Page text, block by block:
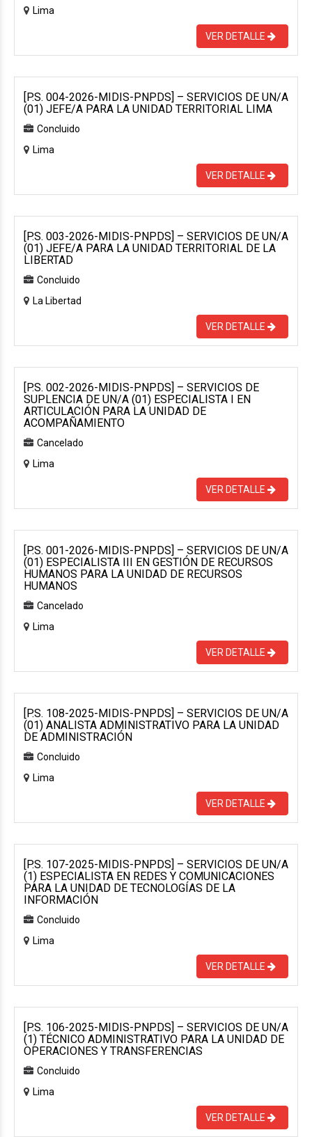
Lima
VER DETALLE
[P.S. 004-2026-MIDIS-PNPDS] – SERVICIOS DE UN/A
(01) JEFE/A PARA LA UNIDAD TERRITORIAL LIMA
Concluido
Lima
VER DETALLE
[P.S. 003-2026-MIDIS-PNPDS] – SERVICIOS DE UN/A
(01) JEFE/A PARA LA UNIDAD TERRITORIAL DE LA
LIBERTAD
Concluido
La Libertad
VER DETALLE
[P.S. 002-2026-MIDIS-PNPDS] – SERVICIOS DE
SUPLENCIA DE UN/A (01) ESPECIALISTA I EN
ARTICULACIÓN PARA LA UNIDAD DE
ACOMPAÑAMIENTO
Cancelado
Lima
VER DETALLE
[P.S. 001-2026-MIDIS-PNPDS] – SERVICIOS DE UN/A
(01) ESPECIALISTA III EN GESTIÓN DE RECURSOS
HUMANOS PARA LA UNIDAD DE RECURSOS
HUMANOS
Cancelado
Lima
VER DETALLE
[P.S. 108-2025-MIDIS-PNPDS] – SERVICIOS DE UN/A
(01) ANALISTA ADMINISTRATIVO PARA LA UNIDAD
DE ADMINISTRACIÓN
Concluido
Lima
VER DETALLE
[P.S. 107-2025-MIDIS-PNPDS] – SERVICIOS DE UN/A
(1) ESPECIALISTA EN REDES Y COMUNICACIONES
PARA LA UNIDAD DE TECNOLOGÍAS DE LA
INFORMACIÓN
Concluido
Lima
VER DETALLE
[P.S. 106-2025-MIDIS-PNPDS] – SERVICIOS DE UN/A
(1) TÉCNICO ADMINISTRATIVO PARA LA UNIDAD DE
OPERACIONES Y TRANSFERENCIAS
Concluido
Lima
VER DETALLE